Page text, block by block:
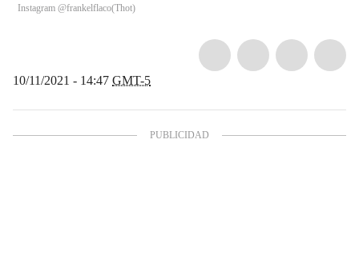
Instagram @frankelflaco(Thot)
10/11/2021 - 14:47 GMT-5